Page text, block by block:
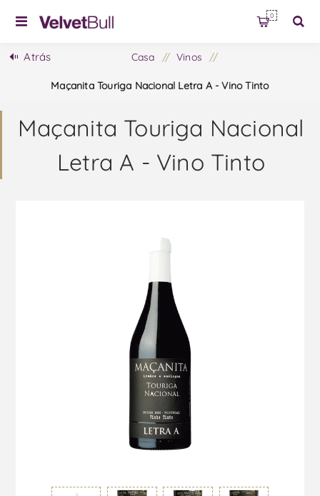
0
Atrás Casa / Vinos /
Maçanita Touriga Nacional Letra A - Vino Tinto
Maçanita Touriga Nacional
Letra A - Vino Tinto